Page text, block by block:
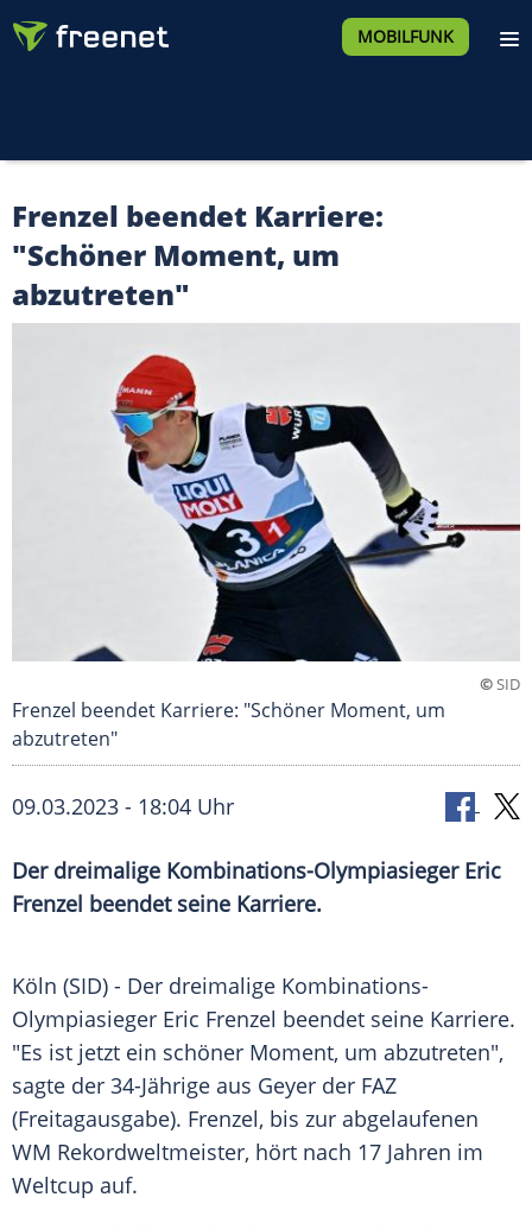
MOBILFUNK
Frenzel beendet Karriere:
"Schöner Moment, um
abzutreten"
©SID
Frenzel beendet Karriere: "Schöner Moment, um
abzutreten"
09.03.2023 - 18:04 Uhr
Der dreimalige Kombinations-Olympiasieger Eric
Frenzel beendet seine Karriere.
Köln (SID) - Der dreimalige Kombinations-
Olympiasieger Eric Frenzel beendet seine Karriere.
"Es ist jetzt ein schöner Moment, um abzutreten",
sagte der 34-Jährige aus Geyer der FAZ
(Freitagausgabe). Frenzel, bis zur abgelaufenen
WM Rekordweltmeister, hört nach 17 Jahren im
Weltcup auf.